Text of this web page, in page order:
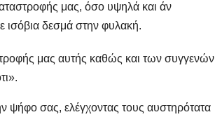
μας, όσο υψηλά και άν
ισόβια δεσμά στην φυλακή.
μας αυτής καθώς και των συγγενών
ψήφο σας, ελέγχοντας τους αυστηρότατα